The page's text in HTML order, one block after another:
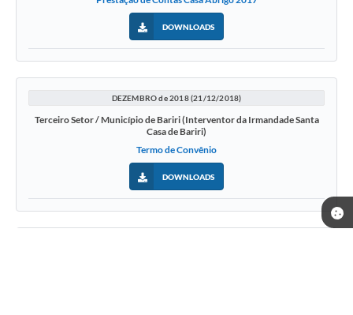
DOWNLOADS
DEZEMBRO de 2018 (21/12/2018)
Terceiro Setor / Município de Bariri (Interventor da Irmandade Santa
Casa de Bariri)
Termo de Convênio
DOWNLOADS